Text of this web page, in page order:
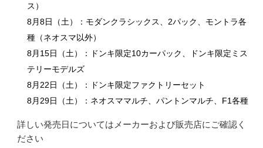
ス）
8月8日（土）：モダンクラシックス、2パック、モントラ各
種（ネオスマ以外）
8月15日（土）：ドンキ限定10カーパック、ドンキ限定ミス
テリーモデルズ
8月22日（土）：ドンキ限定ファクトリーセット
8月29日（土）：ネオスママルチ、パントンマルチ、F1各種
詳しい発売日についてはメーカーおよび販売店にご確認く
ださい